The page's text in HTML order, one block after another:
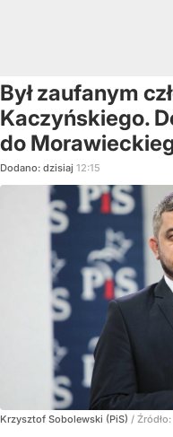
Był zaufanym
Kaczyńskiego.
do
Dodano: dzisiaj 12:15
Krzysztof Sobolewski (PiS) / Źródło: